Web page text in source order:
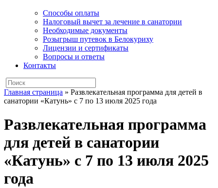
Способы оплаты
Налоговый вычет за лечение в санатории
Необходимые документы
Розыгрыш путевок в Белокуриху
Лицензии и сертификаты
Вопросы и ответы
Контакты
Главная страница » Развлекательная программа для детей в
санатории «Катунь» с 7 по 13 июля 2025 года
Развлекательная программа
для детей в санатории
«Катунь» с 7 по 13 июля 2025
года